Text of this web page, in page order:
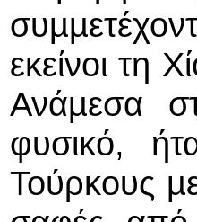
εκείνοι τη
Ανάµεσα
φυσικό,
Τούρκους